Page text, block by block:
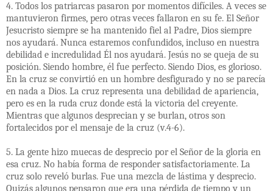
4. Todos los patriarcas pasaron por momentos difíciles. A veces se
mantuvieron firmes, pero otras veces fallaron en su fe. El Señor
Jesucristo siempre se ha mantenido fiel al Padre, Dios siempre
nos ayudará. Nunca estaremos confundidos, incluso en nuestra
debilidad e incredulidad Él nos ayudará. Jesús no se queja de su
posición. Siendo hombre, él fue perfecto. Siendo Dios, es glorioso.
En la cruz se convirtió en un hombre desfigurado y no se parecía
en nada a Dios. La cruz representa una debilidad de apariencia,
pero es en la ruda cruz donde está la victoria del creyente.
Mientras que algunos desprecian y se burlan, otros son
fortalecidos por el mensaje de la cruz (v.4-6).
5. La gente hizo muecas de desprecio por el Señor de la gloria en
esa cruz. No había forma de responder satisfactoriamente. La
cruz solo reveló burlas. Fue una mezcla de lástima y desprecio.